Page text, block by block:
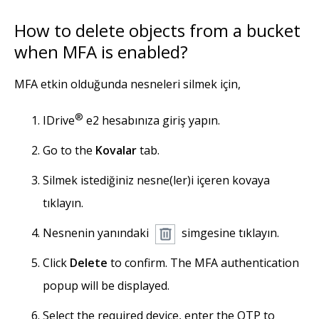
How to delete objects from a bucket
when MFA is enabled?
MFA etkin olduğunda nesneleri silmek için,
IDrive® e2 hesabınıza giriş yapın.
Go to the Kovalartab.
Silmek istediğiniz nesne(ler)i içeren kovaya
tıklayın.
Nesnenin yanındaki
simgesine tıklayın.
Click Delete to confirm. The MFA authentication
popup will be displayed.
Select the required device, enter the OTP to